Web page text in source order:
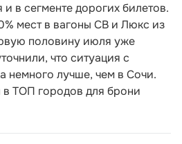
в сегменте дорогих билетов.
мест в вагоны СВ и Люкс из
половину июля уже
что ситуация с
немного лучше, чем в Сочи.
ТОП городов для брони